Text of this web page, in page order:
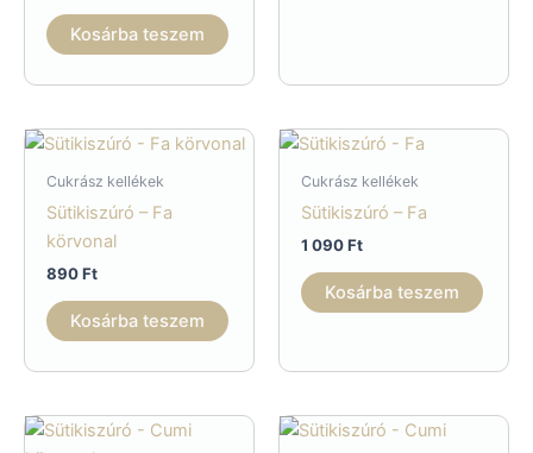
Kosárba teszem
Cukrász kellékek
Sütikiszúró – Fa
körvonal
890Ft
Kosárba teszem
Cukrász kellékek
Sütikiszúró – Fa
1 090Ft
Kosárba teszem